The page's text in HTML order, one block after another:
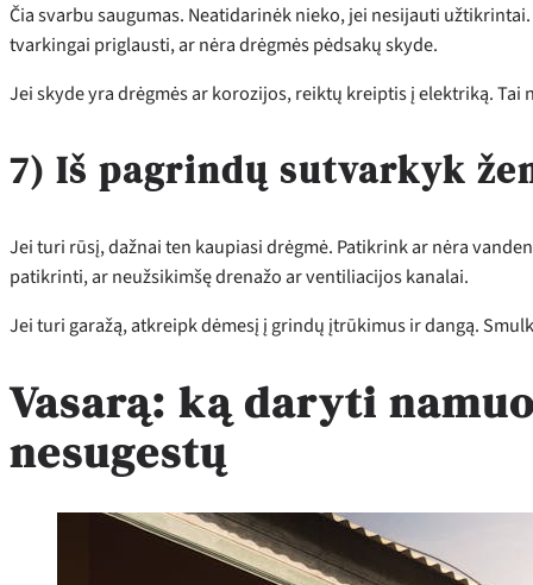
Čia svarbu saugumas. Neatidarinėk nieko, jei nesijauti
tvarkingai priglausti, ar nėra drėgmės pėdsakų skyde.
Jei skyde yra drėgmės ar korozijos, reiktų kreiptis į elektriką. Tai
7) Iš pagrindų sutvarkyk
Jei turi rūsį, dažnai ten kaupiasi drėgmė. Patikrink ar nėra
patikrinti, ar neužsikimšę drenažo ar ventiliacijos kanalai.
Jei turi garažą, atkreipk dėmesį į grindų įtrūkimus ir dangą.
Vasarą: ką daryti
nesugestų